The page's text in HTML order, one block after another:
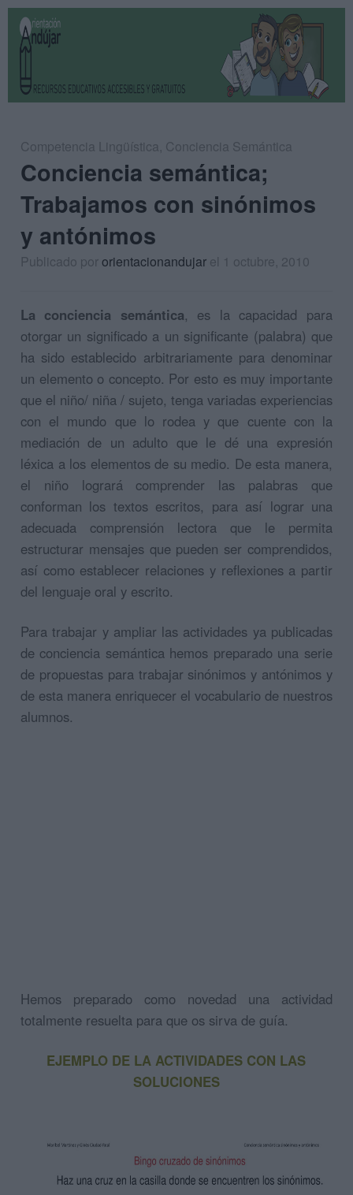
Competencia Lingüística, Conciencia Semántica
Conciencia semántica;
Trabajamos con sinónimos
y antónimos
Publicado pororientacionandujar el 1 octubre, 2010
La conciencia semántica, es la capacidad para
otorgar un significado a un significante (palabra) que
ha sido establecido arbitrariamente para denominar
un elemento o concepto. Por esto es muy importante
que el niño/ niña / sujeto, tenga variadas experiencias
con el mundo que lo rodea y que cuente con la
mediación de un adulto que le dé una expresión
léxica a los elementos de su medio. De esta manera,
el niño logrará comprender las palabras que
conforman los textos escritos, para así lograr una
adecuada comprensión lectora que le permita
estructurar mensajes que pueden ser comprendidos,
así como establecer relaciones y reflexiones a partir
del lenguaje oral y escrito.
Para trabajar y ampliar las actividades ya publicadas
de conciencia semántica hemos preparado una serie
de propuestas para trabajar sinónimos y antónimos y
de esta manera enriquecer el vocabulario de nuestros
alumnos.
Hemos preparado como novedad una actividad
totalmente resuelta para que os sirva de guía.
EJEMPLO DE LA ACTIVIDADES CON LAS
SOLUCIONES